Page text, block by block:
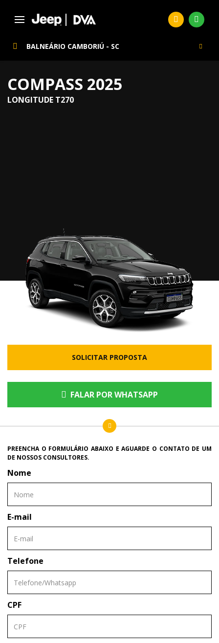
BALNEÁRIO CAMBORIÚ - SC
COMPASS 2025
LONGITUDE T270
SOLICITAR PROPOSTA
FALAR POR WHATSAPP
PREENCHA O FORMULÁRIO ABAIXO E AGUARDE O CONTATO DE UM
DE NOSSOS CONSULTORES.
Nome
E-mail
Telefone
CPF